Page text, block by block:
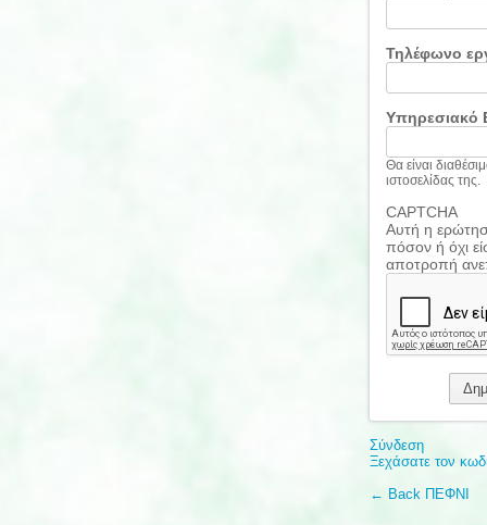
Τηλέφωνο
Υπηρεσιακό
Θα είναι
ιστοσελίδας της.
CAPTCHA
Αυτή η
πόσον ή όχι
αποτροπή
Σύνδεση
Ξεχάσατε τον
← Back ΠΕΦΝΙ